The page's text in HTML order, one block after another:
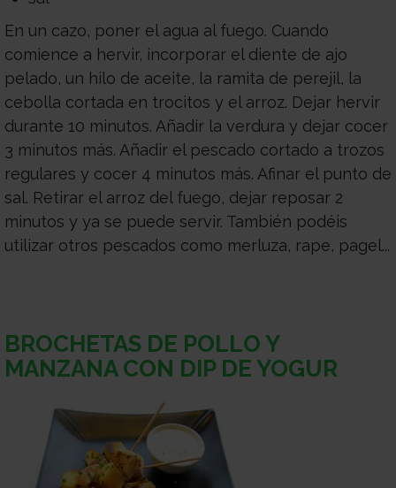
En un cazo, poner el agua al fuego. Cuando
comience a hervir, incorporar el diente de ajo
pelado, un hilo de aceite, la ramita de perejil, la
cebolla cortada en trocitos y el arroz. Dejar hervir
durante 10 minutos. Añadir la verdura y dejar cocer
3 minutos más. Añadir el pescado cortado a trozos
regulares y cocer 4 minutos más. Afinar el punto de
sal. Retirar el arroz del fuego, dejar reposar 2
minutos y ya se puede servir. También podéis
utilizar otros pescados como merluza, rape, pagel...
BROCHETAS DE POLLO Y
MANZANA CON DIP DE YOGUR